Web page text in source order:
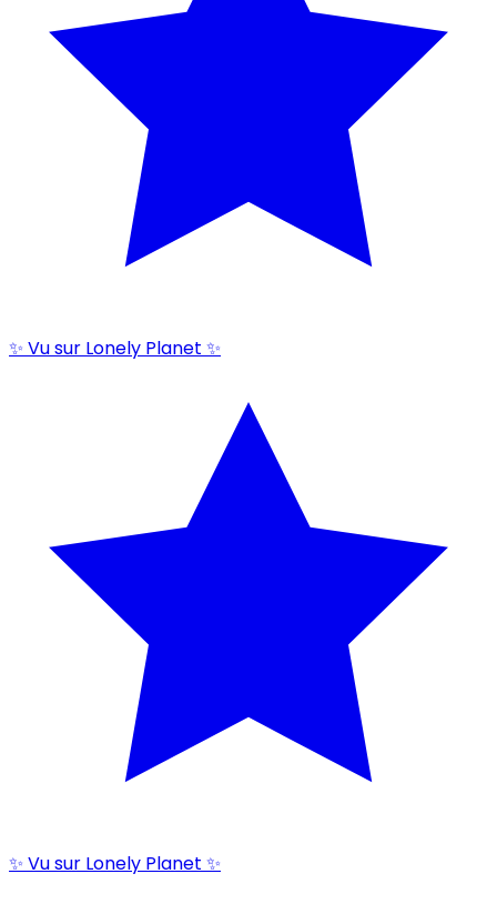
✨ Vu sur Lonely Planet ✨
✨ Vu sur Lonely Planet ✨